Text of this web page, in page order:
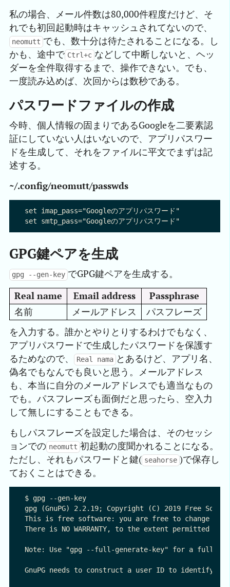
私の場合、メール件数は80,000件程度だけど、そ
れでも初回起動時はキャッシュされてないので、
neomutt でも、数十分は待たされることになる。し
かも、途中で Ctrl+c などして中断しないと、ヘッ
ダーを全件取得するまで、操作できない。でも、
一度読み込めば、次回からは数秒である。
パスワードファイルの作成
今時、個人情報の固まりであるGoogleを二要素認
証にしていない人はいないので、アプリパスワー
ドを生成して、それをファイルに平文でまずは記
述する。
~/.config/neomutt/passwds
set imap_pass="Googleのアプリパスワード"
GPG鍵ペアを生成
gpg --gen-key でGPG鍵ペアを生成する。
Real name
Email address
Passphrase
名前
メールアドレス
パスフレーズ
を入力する。誰かとやりとりするわけでもなく、
アプリパスワードで生成したパスワードを保護す
るためなので、
Real nama とあるけど、アプリ名、
偽名でもなんでも良いと思う。メールアドレス
も、本当に自分のメールアドレスでも適当なもの
でも。パスフレーズも面倒だと思ったら、空入力
して無しにすることもできる。
もしパスフレーズを設定した場合は、そのセッシ
ョンでの neomutt 初起動の度聞かれることになる。
ただし、それもパスワードと鍵( seahorse )で保存し
ておくことはできる。
$ gpg --gen-key
gpg (GnuPG) 2.2.19; Copyright (C) 2019 Free
This is free software: you are free to change
There is NO WARRANTY, to the extent permitted by
Note: Use "gpg --full-generate-key" for a full
GnuPG needs to construct a user ID to identify